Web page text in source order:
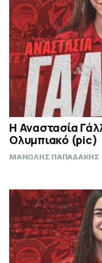
Η Αναστασία
Ολυμπιακό (pic)
ΜΑΝΩΛΗΣ ΠΑΠΑΔΑΚΗΣ